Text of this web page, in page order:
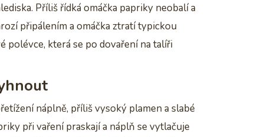
Příliš řídká omáčka papriky neobalí a
připálením a omáčka ztratí typickou
polévce, která se po dovaření na talíři
náplně, příliš vysoký plamen a slabé
při vaření praskají a náplň se vytlačuje